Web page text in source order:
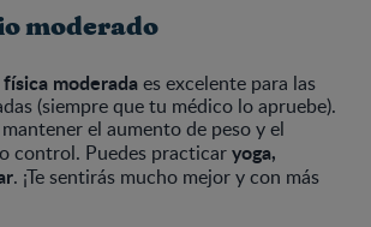
moderado
moderadaes excelente para las
(siempre que tu médico lo apruebe).
el aumento de peso y el
control. Puedes practicaryoga,
. ¡Te sentirás mucho mejor y con más